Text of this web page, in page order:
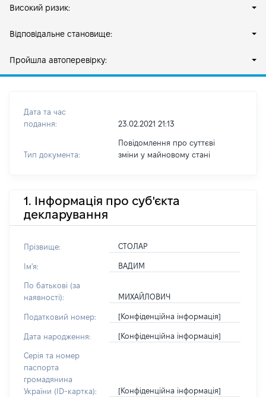
Високий ризик:
Відповідальне становище:
Пройшла автоперевірку:
Дата та час
подання:
23.02.2021 21:13
Тип документа:
Повідомлення про суттєві
зміни y майновому стані
1. Інформація про суб'єкта
декларування
Прізвище: СТОЛАР
Ім'я: ВАДИМ
По батькові (за
наявності):
МИХАЙЛОВИЧ
Податковий номер: [Конфіденційна інформація]
Дата народження: [Конфіденційна інформація]
Серія та номер
паспорта
громадянина
України (ID-картка):
[Конфіденційна інформація]